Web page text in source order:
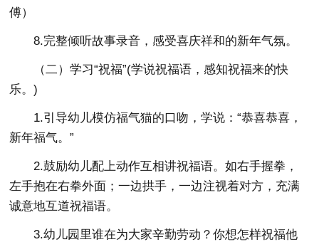
傅）
8.完整倾听故事录音，感受喜庆祥和的新年气氛。
（二）学习“祝福”(学说祝福语，感知祝福来的快
乐。)
1.引导幼儿模仿福气猫的口吻，学说：“恭喜恭喜，
新年福气。”
2.鼓励幼儿配上动作互相讲祝福语。如右手握拳，
左手抱在右拳外面；一边拱手，一边注视着对方，充满
诚意地互道祝福语。
3.幼儿园里谁在为大家辛勤劳动？你想怎样祝福他